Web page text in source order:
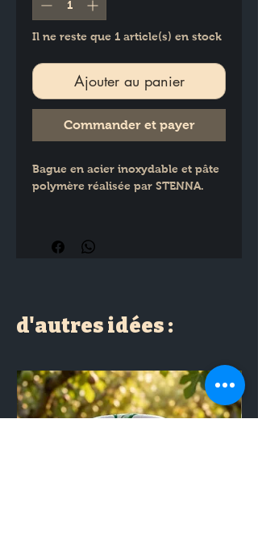
Il ne reste que 1 article(s) en stock
Ajouter au panier
Commander et payer
Bague en acier inoxydable et pâte
polymère réalisée par STENNA.
Dimensions approximatives : 2.5 x
d'autres idées :